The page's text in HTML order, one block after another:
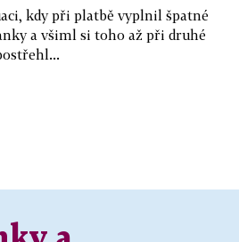
kdy při platbě vyplnil špatné
a všiml si toho až při druhé